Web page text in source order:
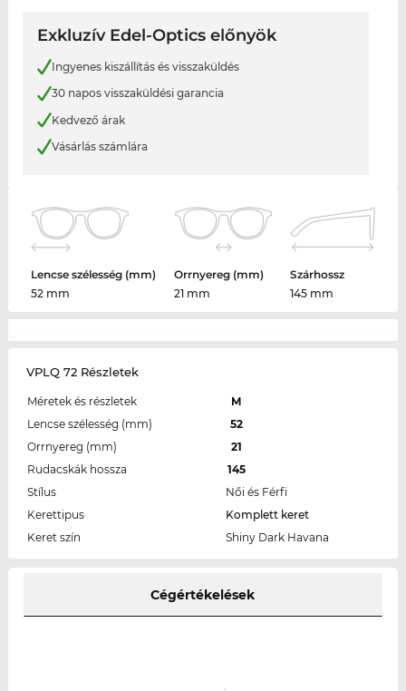
Exkluzív Edel-Optics előnyök
Ingyenes kiszállítás és visszaküldés
30 napos visszaküldési garancia
Kedvező árak
Vásárlás számlára
Lencse szélesség (mm)
52 mm
Orrnyereg (mm)
21 mm
Szárhossz
145 mm
VPLQ 72 Részletek
Méretek és részletek
M
Lencse szélesség (mm)
52
Orrnyereg (mm)
21
Rudacskák hossza
145
Stílus
Női és Férfi
Kerettipus
Komplett keret
Keret szín
Shiny Dark Havana
Cégértékelések